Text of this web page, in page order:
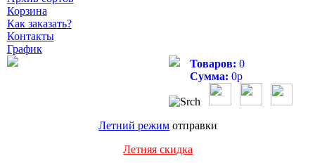
Корзина
Как заказать?
Контакты
График
Товаров: 0
Сумма: 0р
Летний режим отправки
Летняя скидка